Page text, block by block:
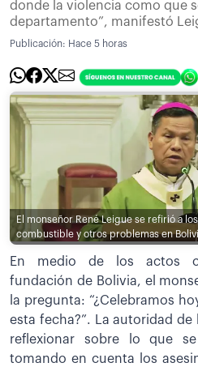
donde la violencia como que
departamento”, manifestó
Publicación: Hace 5 horas
El monseñor René Leigue se refirió a
combustible y otros problemas en
En medio de los actos
fundación de Bolivia, el
la pregunta: “¿Celebramos
esta fecha?”. La autoridad
reflexionar sobre lo que
tomando en cuenta los